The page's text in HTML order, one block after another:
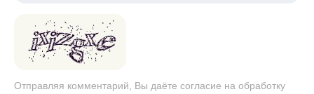
Отправляя комментарий, Вы даёте согласие на обработку